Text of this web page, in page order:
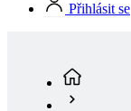
Přihlásit se